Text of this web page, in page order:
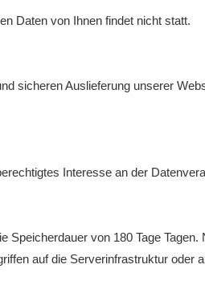
Daten von Ihnen findet nicht statt.
sicheren Auslieferung unserer
Interesse an der
von 180 Tage
auf die Serverinfrastruktur oder